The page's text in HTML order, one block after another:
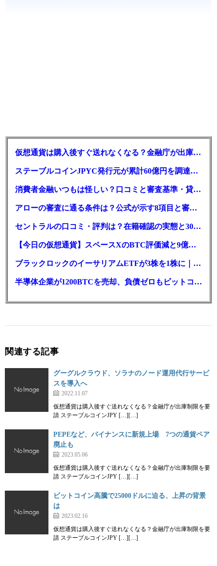
仮想通貨は購入後すぐ送れなくなる？金融庁が出庫制限を要請
ステーブルコインJPYC発行元が累計60億円を調達、物流大手も出資参画
消費者金融いつもは怪しい？口コミと審査基準・貸付条件を調査
アローの審査に通る条件は？公式が示す8項目と審査時間
セントラルの口コミ・評判は？在籍確認の実態と30日金利0円の落とし穴
【今日の仮想通貨】スペースXのBTC評価減と9億株の解禁。208億円相当のBTCが盗難
ブラックロックのイーサリアムETFが3株を1株に｜年初来37%安
半導体企業が1200BTCを売却、負債ゼロもビットコイン戦略は後退
関連する記事
グーグルクラウド、ソラナのノード運用代行サービ
スを導入へ
2022.11.07
仮想通貨は購入後すぐ送れなくなる？金融庁が出庫制限を要
請 ステーブルコインJPY […][…]
PEPEなど、バイナンスに新規上場 7つの通貨ペア
廃止も
2023.05.06
仮想通貨は購入後すぐ送れなくなる？金融庁が出庫制限を要
請 ステーブルコインJPY […][…]
ビットコイン高騰で25000ドルに迫る、上昇の背景
は
2023.02.16
仮想通貨は購入後すぐ送れなくなる？金融庁が出庫制限を要
請 ステーブルコインJPY […][…]